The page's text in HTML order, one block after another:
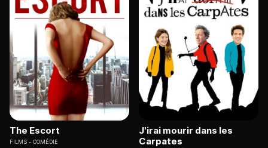
The Escort
FILMS COMÉDIE
J'irai mourir dans les
Carpates